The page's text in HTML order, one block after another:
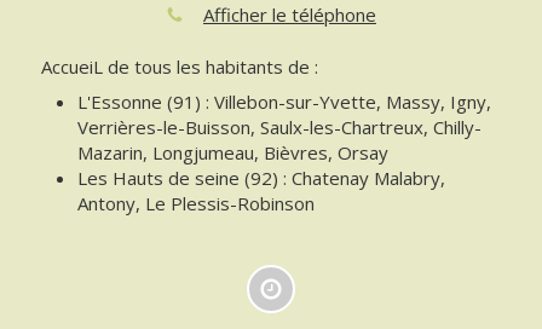
Afficher le téléphone
AccueiL de tous les habitants de :
L'Essonne (91) : Villebon-sur-Yvette, Massy, Igny,
Verrières-le-Buisson, Saulx-les-Chartreux, Chilly-
Mazarin, Longjumeau, Bièvres, Orsay
Les Hauts de seine (92) : Chatenay Malabry,
Antony, Le Plessis-Robinson